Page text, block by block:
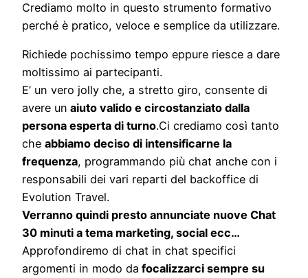
Crediamo molto in questo strumento formativo
perché è pratico, veloce e semplice da utilizzare.
Richiede pochissimo tempo eppure riesce a dare
moltissimo ai partecipanti.
E’ un vero jolly che, a stretto giro, consente di
avere un aiuto valido e circostanziato dalla
persona esperta di turno.Ci crediamo così tanto
che abbiamo deciso di intensificarne la
frequenza, programmando più chat anche con i
responsabili dei vari reparti del backoffice di
Evolution Travel.
Verranno quindi presto annunciate nuove Chat
30 minuti a tema marketing, social ecc…
Approfondiremo di chat in chat specifici
argomenti in modo da focalizzarci sempre su